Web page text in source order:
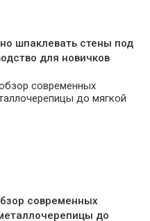
шпаклевать стены под
для новичков
современных
до